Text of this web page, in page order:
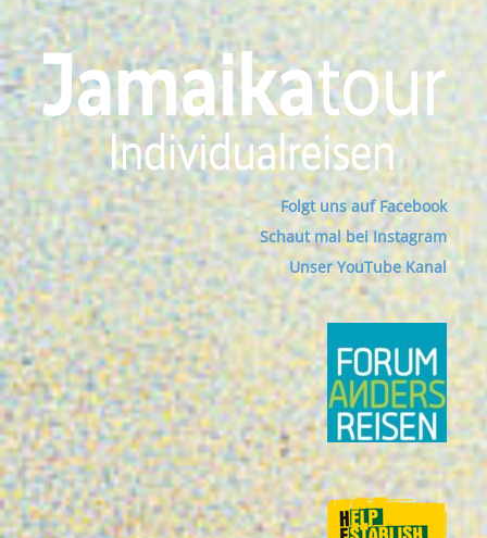
Folgt uns auf Facebook
Schaut mal bei Instagram
Unser YouTube Kanal